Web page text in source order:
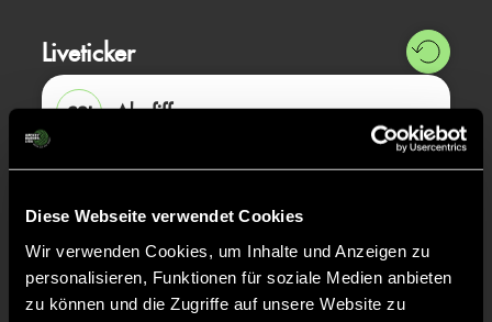
Diese Webseite verwendet Cookies
Wir verwenden Cookies, um Inhalte und Anzeigen zu
personalisieren, Funktionen für soziale Medien anbieten
zu können und die Zugriffe auf unsere Website zu
Liveticker
30'
Abpfiff
17' TOR 2:4, FELDTOR
TOR 2:3, FELDTOR